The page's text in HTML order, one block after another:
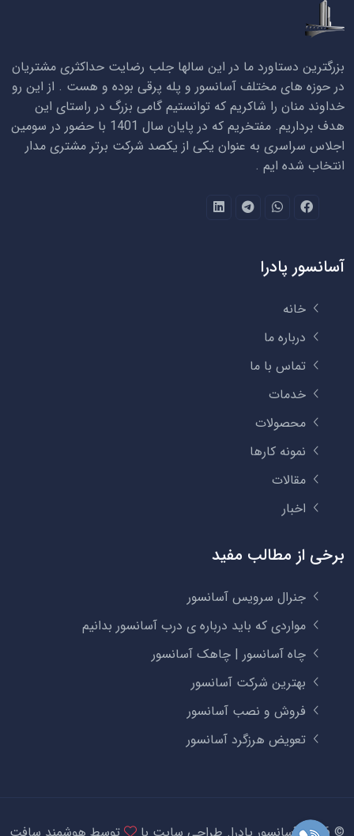
بزرگترین دستاورد ما در این سالها جلب رضایت حداکثری مشتریان
در حوزه های مختلف آسانسور و پله پرقی بوده و هست . از این رو
خداوند منان را شاکریم که توانستیم گامی بزرگ در راستای این
هدف برداریم. مفتخریم که در پایان سال 1401 با حضور در سومین
اجلاس سراسری به عنوان یکی از یکصد شرکت برتر مشتری مدار
انتخاب شده ایم .
آسانسور پادرا
خانه
درباره ما
تماس با ما
خدمات
محصولات
نمونه کارها
مقالات
اخبار
برخی از مطالب مفید
جنرال سرویس آسانسور
مواردی که باید درباره ی درب آسانسور بدانیم
چاه آسانسور | چاهک آسانسور
بهترین شرکت آسانسور
فروش و نصب آسانسور
تعویض هرزگرد آسانسور